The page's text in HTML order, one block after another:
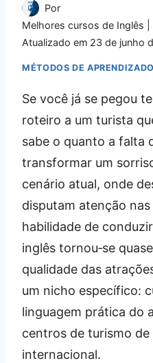
Por
Melhores cursos de Inglês
Atualizado em 23 de junho
MÉTODOS DE APRENDIZADO
Se você já se pegou
roteiro a um turista
sabe o quanto a falta
transformar um
cenário atual, onde
disputam atenção
habilidade de
inglês tornou‑se
qualidade das
um nicho específico:
linguagem prática do
centros de turismo de
internacional.